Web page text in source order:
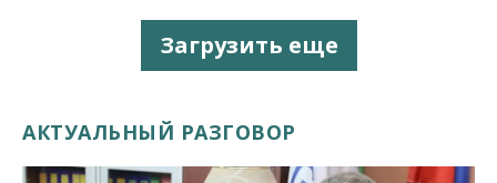
Загрузить еще
АКТУАЛЬНЫЙ РАЗГОВОР